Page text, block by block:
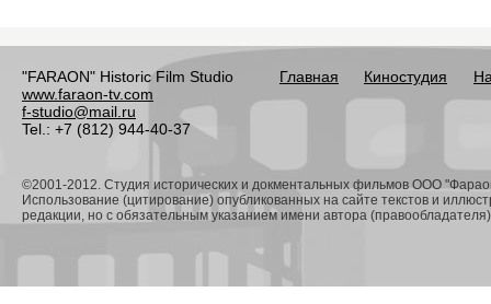
"FARAON" Historic Film Studio
www.faraon-tv.com
f-studio@mail.ru
Tel.: +7 (812) 944-40-37
Главная Киностудия
©2001-2012. Студия исторических и докментальных фильмов ООО
Использование (цитирование) опубликованных на сайте текстов и
редакции, но с обязательным указанием имени автора